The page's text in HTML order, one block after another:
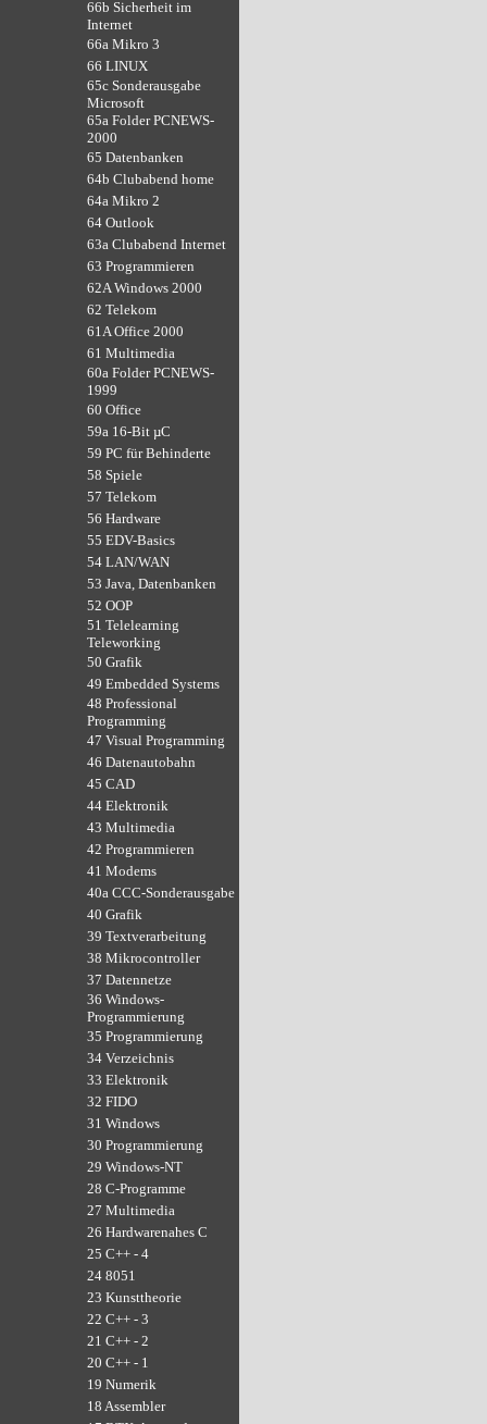
66b Sicherheit im
Internet
66a Mikro 3
66 LINUX
65c Sonderausgabe
Microsoft
65a Folder PCNEWS-
2000
65 Datenbanken
64b Clubabend home
64a Mikro 2
64 Outlook
63a Clubabend Internet
63 Programmieren
62A Windows 2000
62 Telekom
61A Office 2000
61 Multimedia
60a Folder PCNEWS-
1999
60 Office
59a 16-Bit µC
59 PC für Behinderte
58 Spiele
57 Telekom
56 Hardware
55 EDV-Basics
54 LAN/WAN
53 Java, Datenbanken
52 OOP
51 Telelearning
Teleworking
50 Grafik
49 Embedded Systems
48 Professional
Programming
47 Visual Programming
46 Datenautobahn
45 CAD
44 Elektronik
43 Multimedia
42 Programmieren
41 Modems
40a CCC-Sonderausgabe
40 Grafik
39 Textverarbeitung
38 Mikrocontroller
37 Datennetze
36 Windows-
Programmierung
35 Programmierung
34 Verzeichnis
33 Elektronik
32 FIDO
31 Windows
30 Programmierung
29 Windows-NT
28 C-Programme
27 Multimedia
26 Hardwarenahes C
25 C++ - 4
24 8051
23 Kunsttheorie
22 C++ - 3
21 C++ - 2
20 C++ - 1
19 Numerik
18 Assembler